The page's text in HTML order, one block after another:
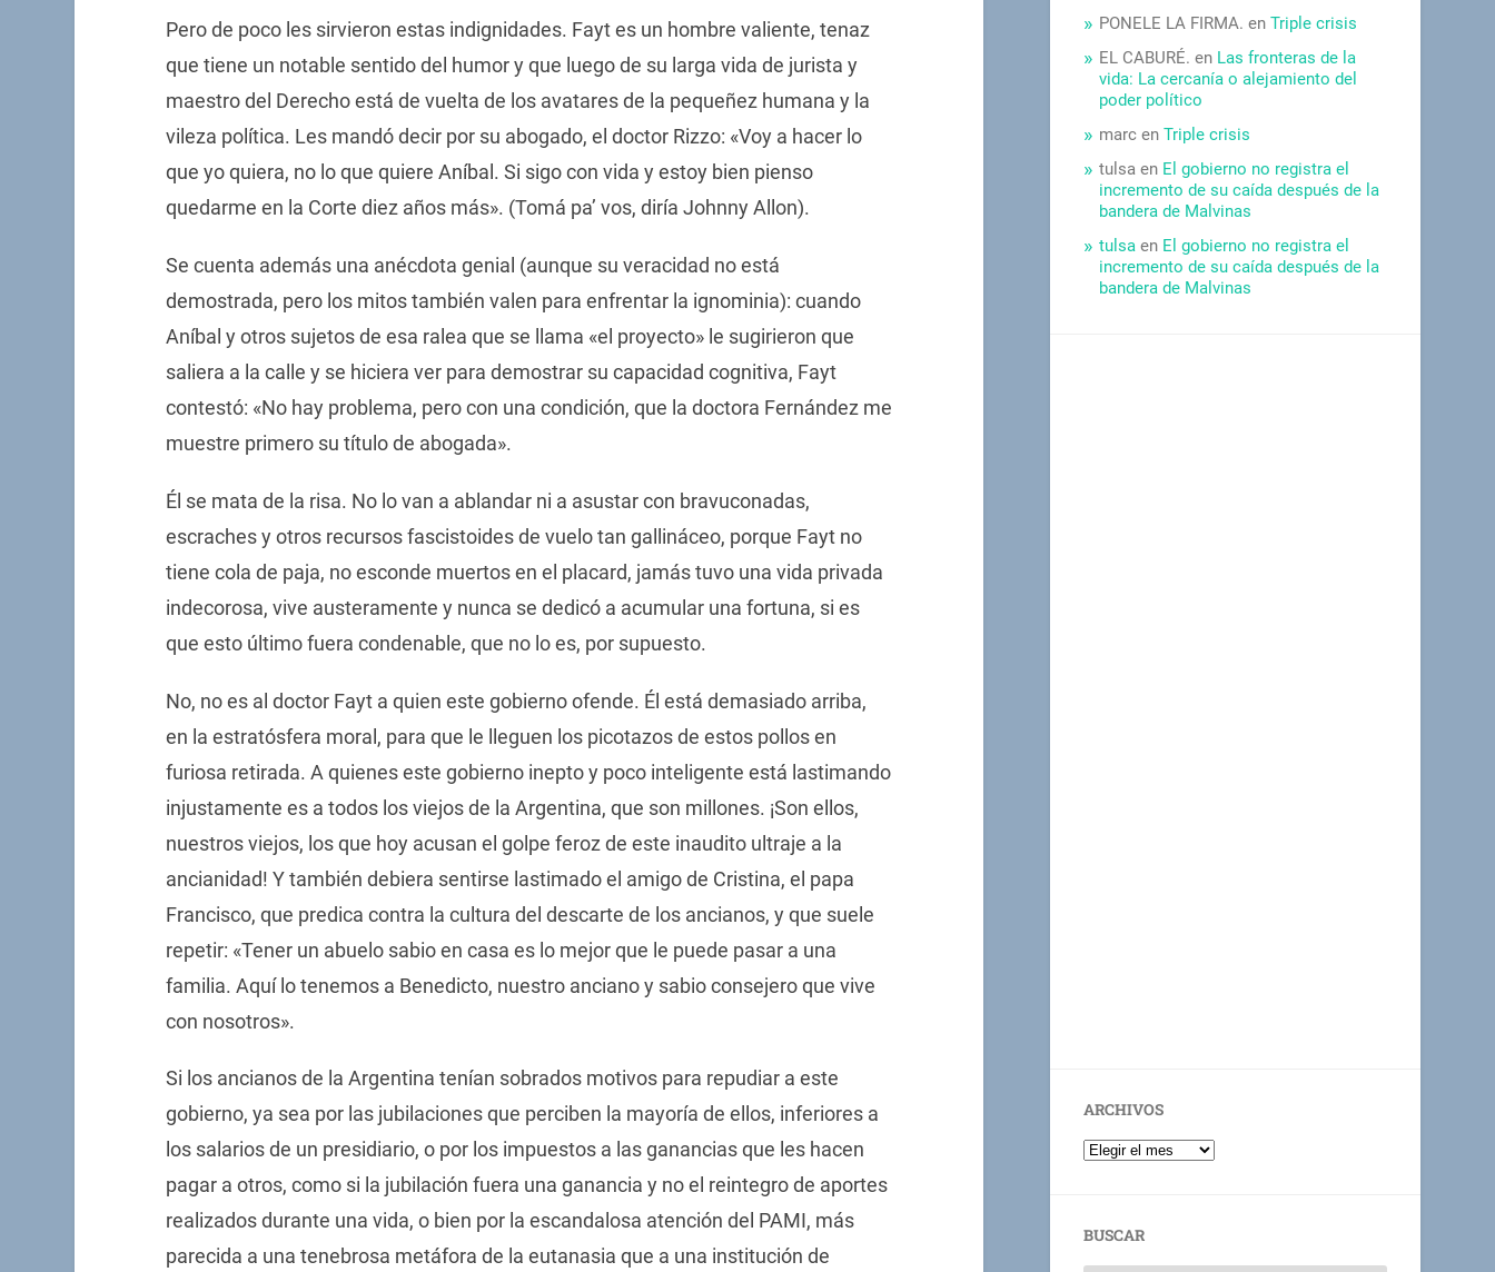
Pero de poco les sirvieron estas indignidades. Fayt es un hombre valiente, tenaz
que tiene un notable sentido del humor y que luego de su larga vida de jurista y
maestro del Derecho está de vuelta de los avatares de la pequeñez humana y la
vileza política. Les mandó decir por su abogado, el doctor Rizzo: «Voy a hacer lo
que yo quiera, no lo que quiere Aníbal. Si sigo con vida y estoy bien pienso
quedarme en la Corte diez años más». (Tomá pa’ vos, diría Johnny Allon).
Se cuenta además una anécdota genial (aunque su veracidad no está
demostrada, pero los mitos también valen para enfrentar la ignominia): cuando
Aníbal y otros sujetos de esa ralea que se llama «el proyecto» le sugirieron que
saliera a la calle y se hiciera ver para demostrar su capacidad cognitiva, Fayt
contestó: «No hay problema, pero con una condición, que la doctora Fernández me
muestre primero su título de abogada».
Él se mata de la risa. No lo van a ablandar ni a asustar con bravuconadas,
escraches y otros recursos fascistoides de vuelo tan gallináceo, porque Fayt no
tiene cola de paja, no esconde muertos en el placard, jamás tuvo una vida privada
indecorosa, vive austeramente y nunca se dedicó a acumular una fortuna, si es
que esto último fuera condenable, que no lo es, por supuesto.
No, no es al doctor Fayt a quien este gobierno ofende. Él está demasiado arriba,
en la estratósfera moral, para que le lleguen los picotazos de estos pollos en
furiosa retirada. A quienes este gobierno inepto y poco inteligente está lastimando
injustamente es a todos los viejos de la Argentina, que son millones. ¡Son ellos,
nuestros viejos, los que hoy acusan el golpe feroz de este inaudito ultraje a la
ancianidad! Y también debiera sentirse lastimado el amigo de Cristina, el papa
Francisco, que predica contra la cultura del descarte de los ancianos, y que suele
repetir: «Tener un abuelo sabio en casa es lo mejor que le puede pasar a una
familia. Aquí lo tenemos a Benedicto, nuestro anciano y sabio consejero que vive
con nosotros».
Si los ancianos de la Argentina tenían sobrados motivos para repudiar a este
gobierno, ya sea por las jubilaciones que perciben la mayoría de ellos, inferiores a
los salarios de un presidiario, o por los impuestos a las ganancias que les hacen
pagar a otros, como si la jubilación fuera una ganancia y no el reintegro de aportes
realizados durante una vida, o bien por la escandalosa atención del PAMI, más
parecida a una tenebrosa metáfora de la eutanasia que a una institución de
PONELE LA FIRMA. enTriple crisis
EL CABURÉ. en Las fronteras de la
vida: La cercanía o alejamiento del
poder político
marc enTriple crisis
tulsa en El gobierno no registra el
incremento de su caída después de la
bandera de Malvinas
tulsa en El gobierno no registra el
incremento de su caída después de la
bandera de Malvinas
ARCHIVOS
BUSCAR